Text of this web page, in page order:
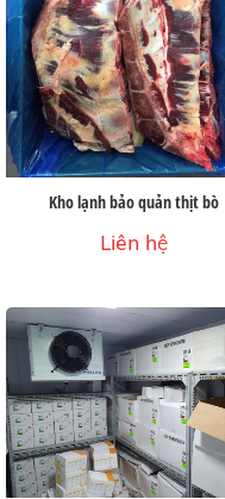
Kho lạnh bảo quản thịt bò
Liên hệ